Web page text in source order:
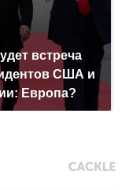
встреча
США и
Европа?